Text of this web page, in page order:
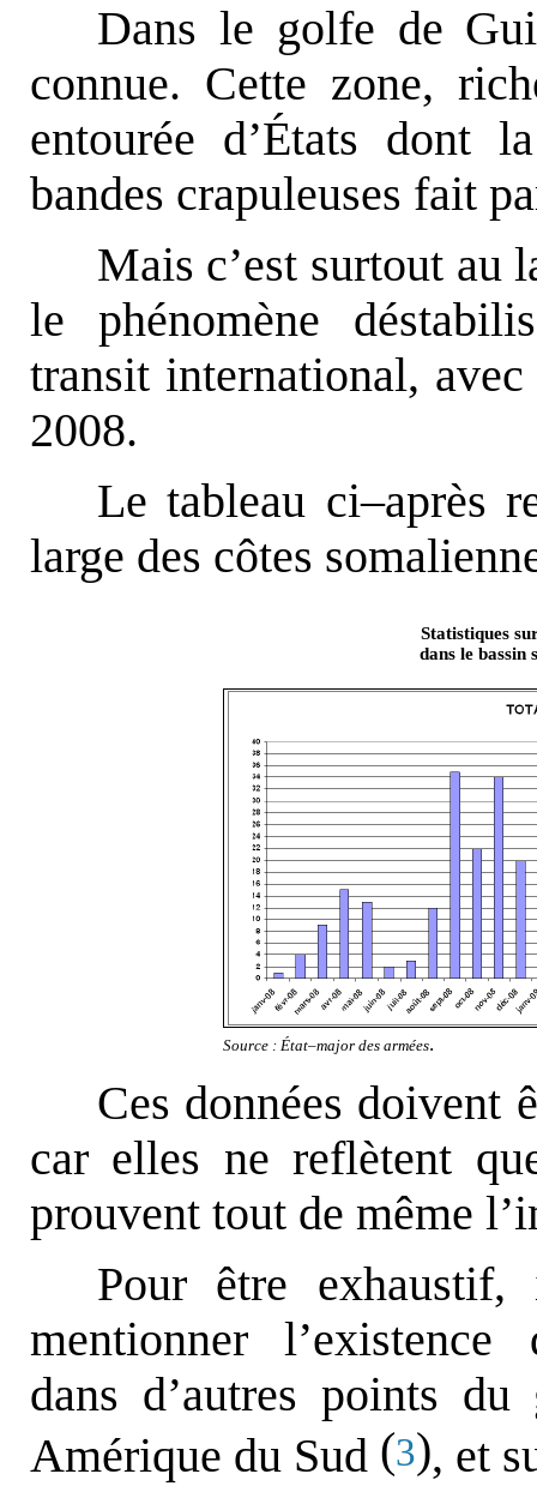
Dans le golfe de
connue. Cette zone,
entourée d’États dont
bandes crapuleuses fait
Mais c’est surtout au
le phénomène
transit international,
2008.
Le tableau ci–après
large des côtes
Statistiques
dans le bassin
Source : État–major des armées.
Ces données doivent
car elles ne reflètent
prouvent tout de même
Pour être
mentionner l’existence
dans d’autres points
Amérique du Sud (3), et